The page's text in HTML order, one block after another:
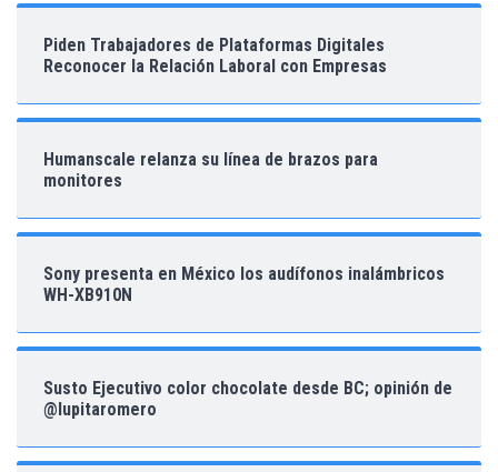
Piden Trabajadores de Plataformas Digitales
Reconocer la Relación Laboral con Empresas
Humanscale relanza su línea de brazos para
monitores
Sony presenta en México los audífonos inalámbricos
WH-XB910N
Susto Ejecutivo color chocolate desde BC; opinión de
@lupitaromero